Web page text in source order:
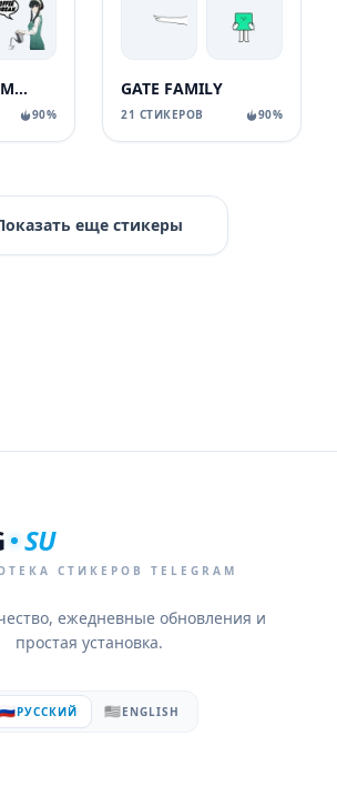
🇬🇧🏴󠁧󠁢󠁥󠁮󠁧󠁿SPY X FAMILY
90%
GATE FAMILY
21 СТИКЕРОВ 90%
еще стикеры
SU
СТИКЕРОВ TELEGRAM
ежедневные обновления и
простая установка.
🇷🇺РУССКИЙ 🇺🇸ENGLISH